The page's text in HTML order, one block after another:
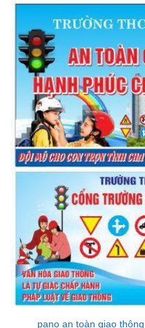
pano an toàn giao